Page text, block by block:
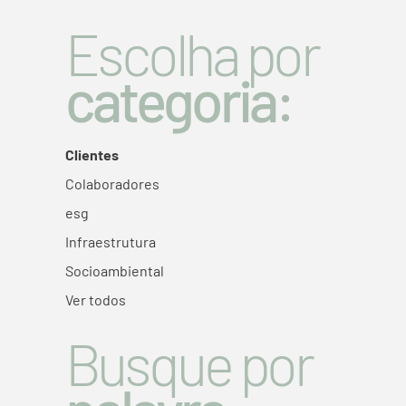
Escolha por
categoria:
Clientes
Colaboradores
esg
Infraestrutura
Socioambiental
Ver todos
Busque por